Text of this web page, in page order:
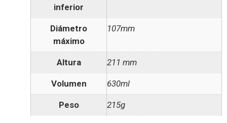
inferior
Diámetro
máximo
107mm
Altura 211 mm
Volumen 630ml
Peso 215g